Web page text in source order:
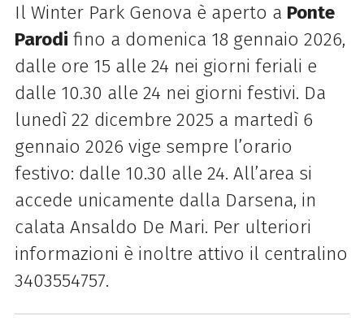
Il Winter ParkGenova è aperto a Ponte
Parodi fino a domenica 18 gennaio 2026,
dalle ore 15 alle 24 nei giorni feriali e
dalle 10.30 alle 24 nei giorni festivi. Da
lunedì 22 dicembre 2025 a martedì 6
gennaio 2026 vige sempre l’orario
festivo: dalle 10.30 alle 24. All’area si
accede unicamente dalla Darsena, in
calata Ansaldo De Mari. Per ulteriori
informazioni è inoltre attivo il centralino
3403554757.